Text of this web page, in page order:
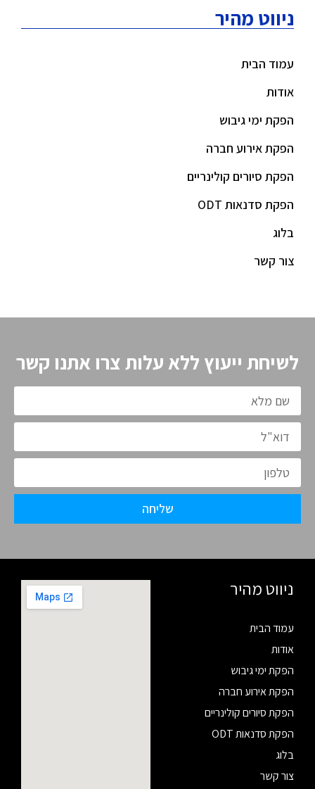
ניווט מהיר
עמוד הבית
אודות
הפקת ימי גיבוש
הפקת אירוע חברה
הפקת סיורים קולינריים
הפקת סדנאות ODT
בלוג
צור קשר
לשיחת ייעוץ ללא עלות צרו אתנו קשר
שליחה
ניווט מהיר
עמוד הבית
אודות
הפקת ימי גיבוש
הפקת אירוע חברה
הפקת סיורים קולינריים
הפקת סדנאות ODT
בלוג
צור קשר